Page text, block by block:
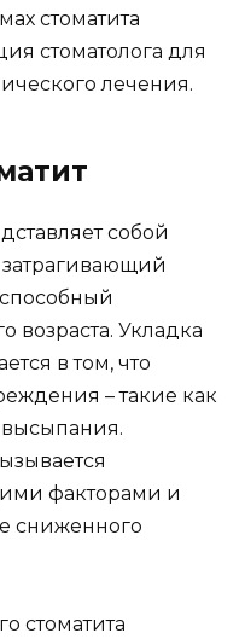
стоматита
стоматолога для
лечения.
собой
возраста. Укладка
в том, что
– такие как
факторами и
сниженного
стоматита